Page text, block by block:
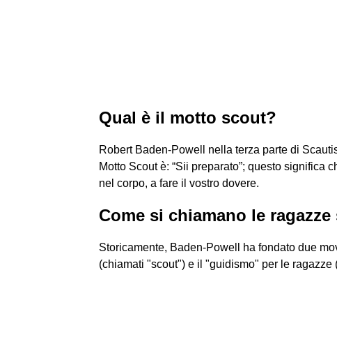
Qual è il motto scout?
Robert Baden-Powell nella terza parte di
Motto Scout è: “Sii preparato”; questo significa
nel corpo, a fare il vostro dovere.
Come si chiamano le
Storicamente, Baden-Powell ha fondato due
(chiamati "scout") e il "guidismo" per le ragazze